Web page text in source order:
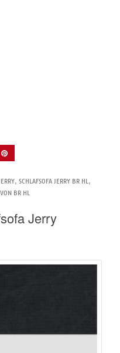
, SCHLAFSOFA JERRY BR HL,
VON BR HL
Jerry